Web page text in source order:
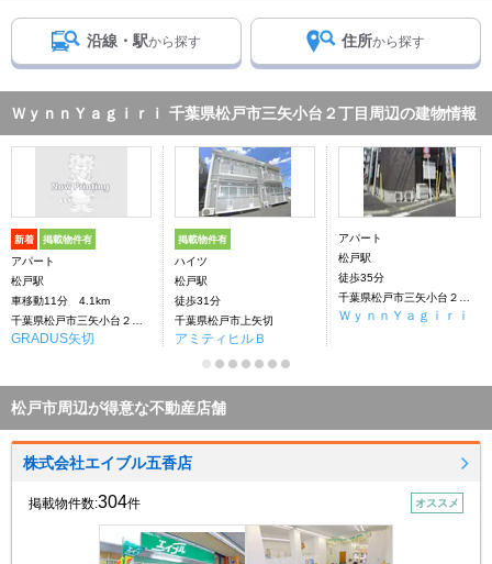
沿線・駅から探す 住所から探す
ＷｙｎｎＹａｇｉｒｉ 千葉県松戸市三矢小台２丁目周辺の建物情報
新着 掲載物件有
アパート
松戸駅
車移動11分 4.1km
GRADUS矢切
掲載物件有
ハイツ
松戸駅
徒歩31分
千葉県松戸市上矢切
アミティヒルＢ
アパート
松戸駅
徒歩35分
ＷｙｎｎＹａｇｉｒｉ
松戸市周辺が得意な不動産店舗
株式会社エイブル五香店
掲載物件数:304件 オススメ